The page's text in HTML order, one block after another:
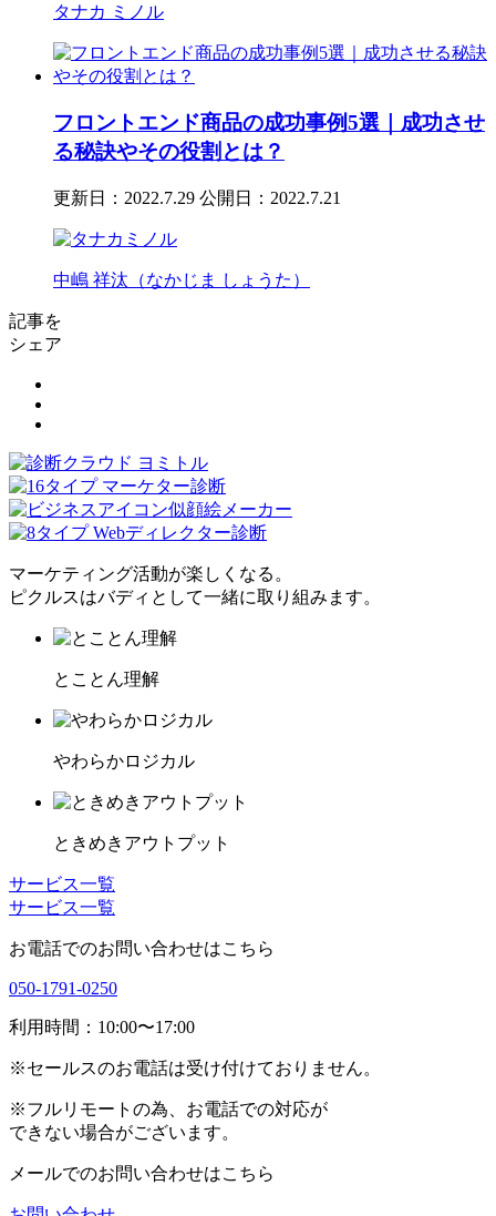
タナカ ミノル
フロントエンド商品の成功事例5選｜成功させ
る秘訣やその役割とは？
更新日：2022.7.29 公開日：2022.7.21
中嶋 祥汰（なかじま しょうた）
記事を
シェア
マーケティング活動が楽しくなる。
ピクルスはバディとして一緒に取り組みます。
とことん理解
やわらかロジカル
ときめきアウトプット
サービス一覧
サービス一覧
お電話でのお問い合わせはこちら
050-1791-0250
利用時間：10:00〜17:00
※セールスのお電話は受け付けておりません。
※フルリモートの為、お電話での対応が
できない場合がございます。
メールでのお問い合わせはこちら